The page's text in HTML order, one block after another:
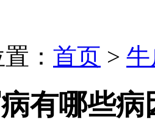
： 首页 >
有哪些病